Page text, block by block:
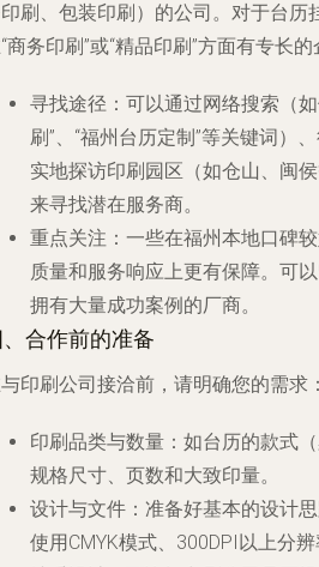
刷、包装印刷）的公司。对于台历
商务印刷”或“精品印刷”方面有专长的
寻找途径 ：可以通过网络搜索（
刷”、“福州台历定制”等关键词）
实地探访印刷园区（如仓山、闽
来寻找潜在服务商。
重点关注 ：一些在福州本地口碑
质量和服务响应上更有保障。可
拥有大量成功案例的厂商。
合作前的准备
印刷公司接洽前，请明确您的需求：
印刷品类与数量 ：如台历的款式
规格尺寸、页数和大致印量。
设计与文件 ：准备好基本的设计
使用CMYK模式、300DPI以上分